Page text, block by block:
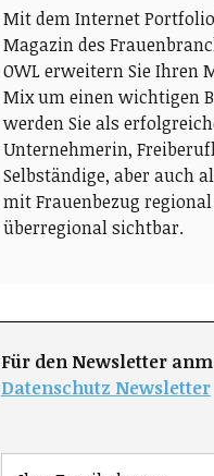
Mit dem Internet
Magazin des
OWL erweitern Sie Ihren
Mix um einen wichtigen
werden Sie als
Unternehmerin,
Selbständige, aber auch
mit Frauenbezug
überregional sichtbar.
Für den Newsletter
Datenschutz Newsletter